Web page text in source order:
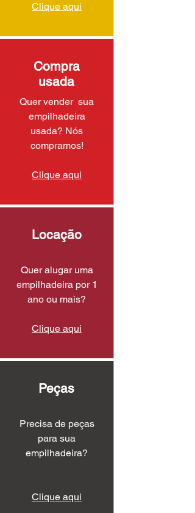
Clique aqui
Compra
usada
Quer vender sua
empilhadeira
usada? Nós
compramos!
Clique aqui
Locação
Quer alugar uma
empilhadeira por 1
ano ou mais?
Clique aqui
Peças
Precisa de peças
para sua
empilhadeira?
Clique aqui